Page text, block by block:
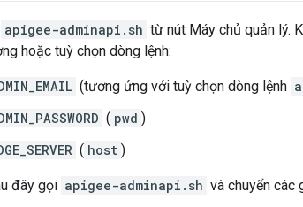
apigee-adminapi.sh từ nút Máy chủ quản lý.
hoặc tuỳ chọn dòng lệnh:
(tương ứng với tuỳ chọn dòng lệnh
( pwd )
( host )
đây gọi apigee-adminapi.sh và chuyển các